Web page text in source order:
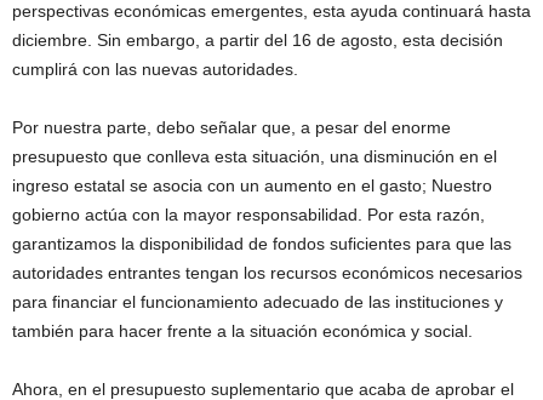
perspectivas económicas emergentes, esta ayuda continuará hasta
diciembre. Sin embargo, a partir del 16 de agosto, esta decisión
cumplirá con las nuevas autoridades.
Por nuestra parte, debo señalar que, a pesar del enorme
presupuesto que conlleva esta situación, una disminución en el
ingreso estatal se asocia con un aumento en el gasto; Nuestro
gobierno actúa con la mayor responsabilidad. Por esta razón,
garantizamos la disponibilidad de fondos suficientes para que las
autoridades entrantes tengan los recursos económicos necesarios
para financiar el funcionamiento adecuado de las instituciones y
también para hacer frente a la situación económica y social.
Ahora, en el presupuesto suplementario que acaba de aprobar el